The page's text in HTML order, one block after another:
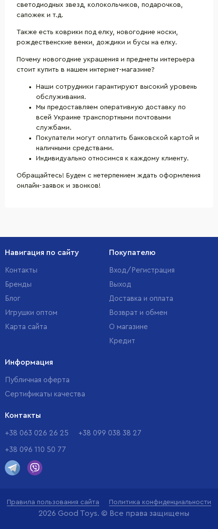
светодиодных звезд, колокольчиков, подарочков,
сапожек и т.д.
Также есть коврики под елку, новогодние носки,
рождественские венки, дождики и бусы на елку.
Почему новогодние украшения и предметы интерьера
стоит купить в нашем интернет-магазине?
Наши сотрудники гарантируют высокий уровень
обслуживания.
Мы предоставляем оперативную доставку по
всей Украине транспортными почтовыми
службами.
Покупатели могут оплатить банковской картой и
наличными средствами.
Индивидуально относимся к каждому клиенту.
Обращайтесь! Будем с нетерпением ждать оформления
онлайн-заявок и звонков!
Навигация по сайту
Контакты
Бренды
Блог
Игрушки оптом
Карта сайта
Покупателю
Вход/Регистрация
Выход
Доставка и оплата
Возврат и обмен
О магазине
Кредит
Информация
Публичная оферта
Сертификаты качества
Контакты
+38 063 026 26 25 +38 099 038 38 27
+38 096 110 50 77
Правила пользования сайта Политика конфиденциальности
2026 Good Toys. © Все права защищены